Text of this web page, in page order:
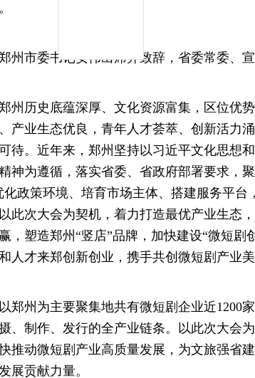
州市委书记安伟出席并致辞，省委常委、宣
州历史底蕴深厚、文化资源富集，区位优
产业生态优良，青年人才荟萃、创新活力
待。近年来，郑州坚持以习近平文化思想
神为遵循，落实省委、省政府部署要求，
化政策环境、培育市场主体、搭建服务平台
此次大会为契机，着力打造最优产业生态
，塑造郑州“竖店”品牌，加快建设“微短剧
人才来郑创新创业，携手共创微短剧产业美
郑州为主要聚集地共有微短剧企业近1200
、制作、发行的全产业链条。以此次大会
推动微短剧产业高质量发展，为文旅强省
展贡献力量。